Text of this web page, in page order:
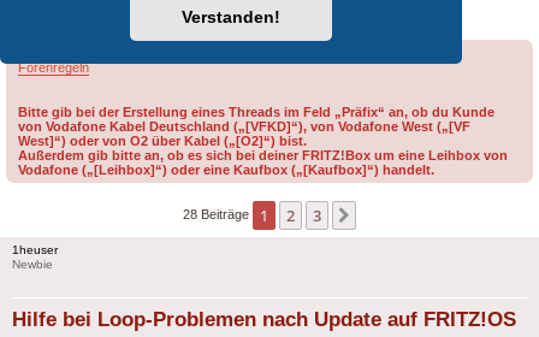
Verstanden!
Forenregeln
Bitte gib bei der Erstellung eines Threads im Feld „Präfix“ an, ob du Kunde
von Vodafone Kabel Deutschland („[VFKD]“), von Vodafone West („[VF
West]“) oder von O2 über Kabel („[O2]“) bist.
Außerdem gib bitte an, ob es sich bei deiner FRITZ!Box um eine Leihbox von
Vodafone („[Leihbox]“) oder eine Kaufbox („[Kaufbox]“) handelt.
28 Beiträge 1 2 3
1heuser
Newbie
Hilfe bei Loop-Problemen nach Update auf FRITZ!OS